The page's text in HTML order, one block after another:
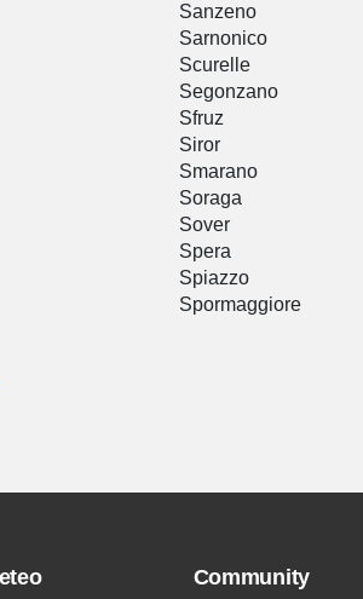
Sanzeno
Sarnonico
Scurelle
Segonzano
Sfruz
Siror
Smarano
Soraga
Sover
Spera
Spiazzo
Spormaggiore
Community